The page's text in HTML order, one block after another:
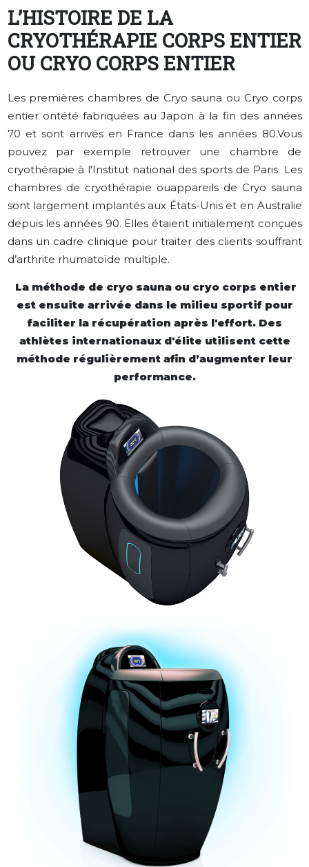
L’HISTOIRE DE LA
CRYOTHÉRAPIE CORPS ENTIER
OU CRYO CORPS ENTIER
Les premières chambres de Cryo sauna ou Cryo corps
entier ontété fabriquées au Japon à la fin des années
70 et sont arrivés en France dans les années 80.Vous
pouvez par exemple retrouver une chambre de
cryothérapie à l'Institut national des sports de Paris. Les
chambres de cryothérapie ouappareils de Cryo sauna
sont largement implantés aux États-Unis et en Australie
depuis les années 90. Elles étaient initialement conçues
dans un cadre clinique pour traiter des clients souffrant
d’arthrite rhumatoïde multiple.
La méthode de cryo sauna ou cryo corps entier
est ensuite arrivée dans le milieu sportif pour
faciliter la récupération après l'effort. Des
athlètes internationaux d'élite utilisent cette
méthode régulièrement afin d’augmenter leur
performance.